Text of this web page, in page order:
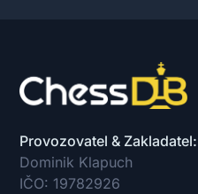
Provozovatel & Zakladatel:
Dominik Klapuch
IČO: 19782926